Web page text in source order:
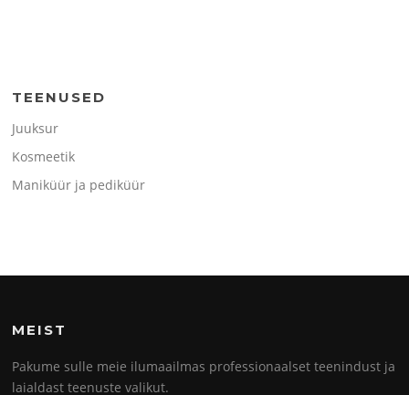
TEENUSED
Juuksur
Kosmeetik
Maniküür ja pediküür
MEIST
Pakume sulle meie ilumaailmas professionaalset teenindust ja
laialdast teenuste valikut.